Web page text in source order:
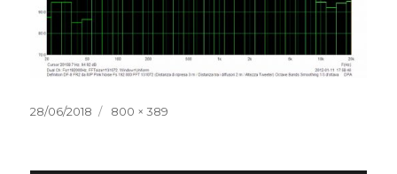
Publicat
28/06/2018
Dimensiune
800 × 389